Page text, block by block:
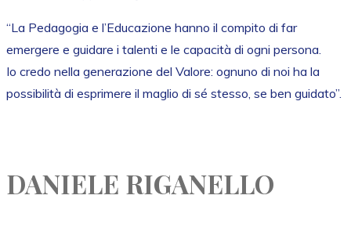
“La Pedagogia e l’Educazione hanno il compito di far
emergere e guidare i talenti e le capacità di ogni persona.
Io credo nella generazione del Valore: ognuno di noi ha la
possibilità di esprimere il maglio di sé stesso, se ben guidato”.
DANIELE RIGANELLO